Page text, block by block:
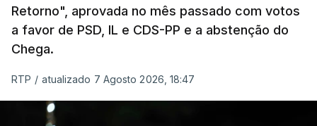
Assegurar que "ninguém é
prejudicado"
O Preisdente deixa, no entanto, deixa alguns
Retorno", aprovada no mês passado com votos
a favor de PSD, IL e CDS-PP e a abstenção do
Chega.
RTP / atualizado 7 Agosto 2026, 18:47